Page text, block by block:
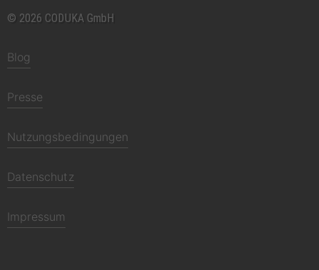
© 2026 CODUKA GmbH
Blog
Presse
Nutzungsbedingungen
Datenschutz
Impressum